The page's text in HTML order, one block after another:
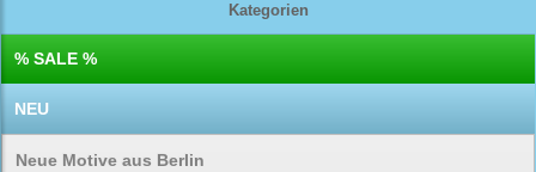
Kategorien
% SALE %
NEU
Neue Motive aus Berlin